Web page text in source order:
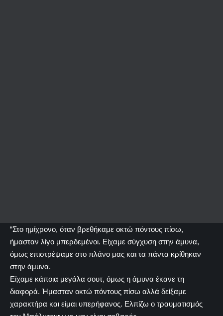
“Στο ημίχρονο, όταν βρεθήκαμε οκτώ πόντους πίσω,
ήμασταν λίγο μπερδεμένοι. Είχαμε σύγχυση στην άμυνα,
όμως επιστρέψαμε στο πλάνο μας και τα πάντα κρίθηκαν
στην άμυνα.
Είχαμε κάποια μεγάλα σουτ, όμως η άμυνα έκανε τη
διαφορά. Ήμασταν οκτώ πόντους πίσω αλλά δείξαμε
χαρακτήρα και είμαι υπερήφανος. Ελπίζω ο τραυματισμός